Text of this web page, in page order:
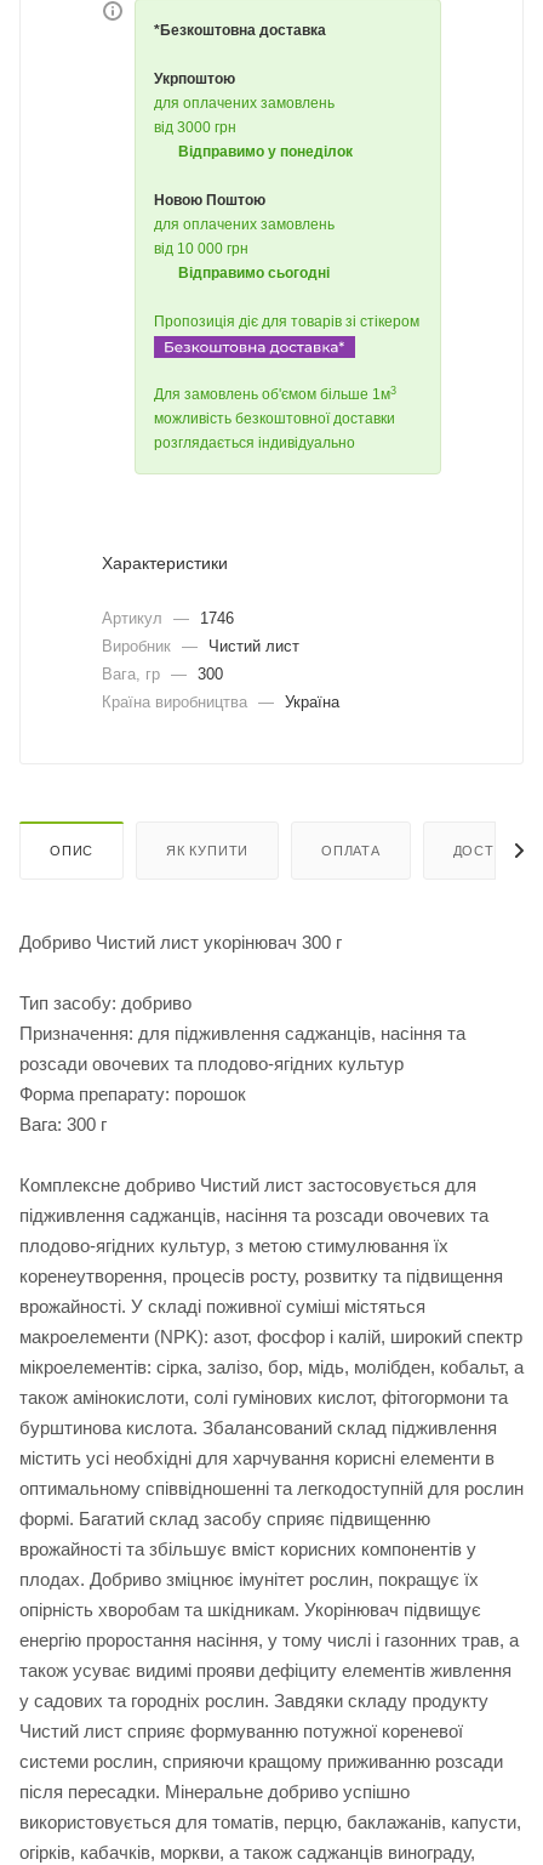
*Безкоштовна доставка
Укрпоштою
для оплачених замовлень
від 3000 грн
Відправимо у понеділок
Новою Поштою
для оплачених замовлень
від 10 000 грн
Відправимо сьогодні
Пропозиція діє для товарів зі стікером
Для замовлень об'ємом більше 1м3
можливість безкоштовної доставки
розглядається індивідуально
Характеристики
Артикул —
1746
Виробник —
Чистий лист
Вага, гр — 300
Країна виробництва — Україна
ОПИС ЯК КУПИТИ ОПЛАТА ДОСТАВКА
Добриво Чистий лист укорінювач 300 г
Тип засобу: добриво
Призначення: для підживлення саджанців, насіння та
розсади овочевих та плодово-ягідних культур
Форма препарату: порошок
Вага: 300 г
Комплексне добриво Чистий лист застосовується для
підживлення саджанців, насіння та розсади овочевих та
плодово-ягідних культур, з метою стимулювання їх
коренеутворення, процесів росту, розвитку та підвищення
врожайності. У складі поживної суміші містяться
макроелементи (NPK): азот, фосфор і калій, широкий спектр
мікроелементів: сірка, залізо, бор, мідь, молібден, кобальт, а
також амінокислоти, солі гумінових кислот, фітогормони та
бурштинова кислота. Збалансований склад підживлення
містить усі необхідні для харчування корисні елементи в
оптимальному співвідношенні та легкодоступній для рослин
формі. Багатий склад засобу сприяє підвищенню
врожайності та збільшує вміст корисних компонентів у
плодах. Добриво зміцнює імунітет рослин, покращує їх
опірність хворобам та шкідникам. Укорінювач підвищує
енергію проростання насіння, у тому числі і газонних трав, а
також усуває видимі прояви дефіциту елементів живлення
у садових та городніх рослин. Завдяки складу продукту
Чистий лист сприяє формуванню потужної кореневої
системи рослин, сприяючи кращому приживанню розсади
після пересадки. Мінеральне добриво успішно
використовується для томатів, перцю, баклажанів, капусти,
огірків, кабачків, моркви, а також саджанців винограду,